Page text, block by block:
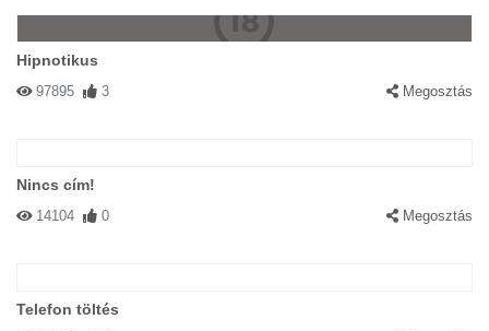
Hipnotikus
97895 3 Megosztás
Nincs cím!
14104 0 Megosztás
Telefon töltés